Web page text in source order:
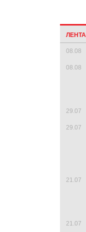
08.08
08.08
29.07
29.07
21.07
21.07